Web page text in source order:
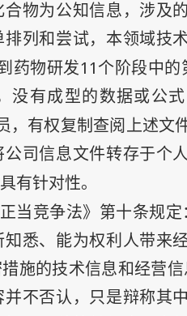
物为公知信息，涉及
列和尝试，本领域技
药物研发11 个阶段中的
没有成型的数据或公
，有权复制查阅上述文
司信息文件转存于个
有针对性。
当竞争法》第十条规
悉、能为权利人带来
施的技术信息和经营
不否认，只是辩称其